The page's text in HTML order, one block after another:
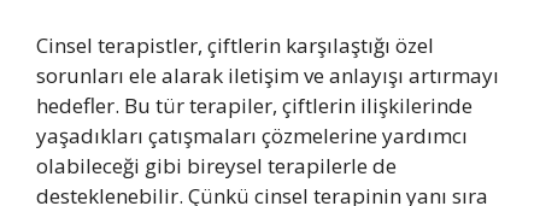
Cinsel terapistler, çiftlerin karşılaştığı özel
sorunları ele alarak iletişim ve anlayışı artırmayı
hedefler. Bu tür terapiler, çiftlerin ilişkilerinde
yaşadıkları çatışmaları çözmelerine yardımcı
olabileceği gibi bireysel terapilerle de
desteklenebilir. Çünkü cinsel terapinin yanı sıra